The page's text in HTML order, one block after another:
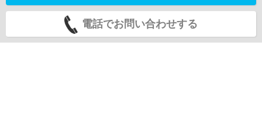
電話でお問い合わせする